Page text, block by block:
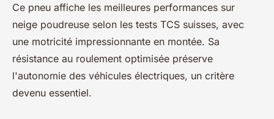
Ce pneu affiche les meilleures performances sur
neige poudreuse selon les tests TCS suisses, avec
une motricité impressionnante en montée. Sa
résistance au roulement optimisée préserve
l'autonomie des véhicules électriques, un critère
devenu essentiel.